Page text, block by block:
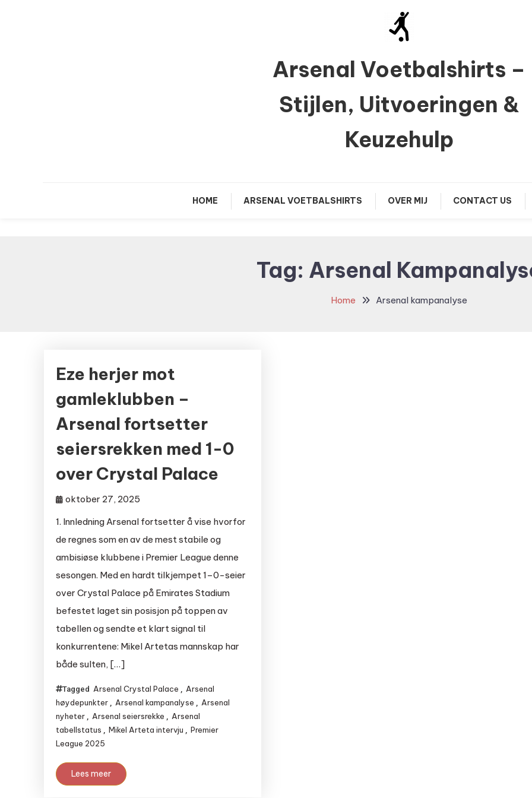
Arsenal Voetbalshirts –
Stijlen, Uitvoeringen &
Keuzehulp
HOME ARSENAL VOETBALSHIRTS OVER MIJ CONTACT US
Tag: Arsenal
Home Arsenal kampanalyse
Eze herjer mot
gamleklubben –
Arsenal fortsetter
seiersrekken med 1-0
over Crystal Palace
oktober 27, 2025
1. Innledning Arsenal fortsetter å vise hvorfor
de regnes som en av de mest stabile og
ambisiøse klubbene i Premier League denne
sesongen. Med en hardt tilkjempet 1–0-seier
over Crystal Palace på Emirates Stadium
befestet laget sin posisjon på toppen av
tabellen og sendte et klart signal til
konkurrentene: Mikel Artetas mannskap har
både sulten, […]
Tagged Arsenal Crystal Palace , Arsenal
høydepunkter , Arsenal kampanalyse , Arsenal
nyheter , Arsenal seiersrekke , Arsenal
tabellstatus , Mikel Arteta intervju , Premier
League 2025
Lees meer